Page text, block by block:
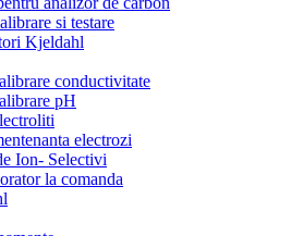
si testare
Kjeldahl
conductivitate
pH
electrozi
Ion- Selectivi
la comanda